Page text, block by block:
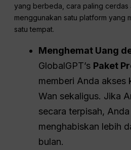
yang berbeda, cara paling cerdas
menggunakan satu platform yang
satu tempat.
Menghemat Uang
GlobalGPT’s Paket
memberi Anda akses
Wan sekaligus. Jika
secara terpisah,
menghabiskan lebih
bulan.